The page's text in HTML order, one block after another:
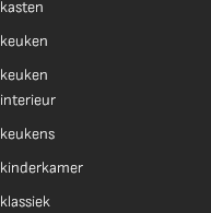
kasten
keuken
keuken
interieur
keukens
kinderkamer
klassiek